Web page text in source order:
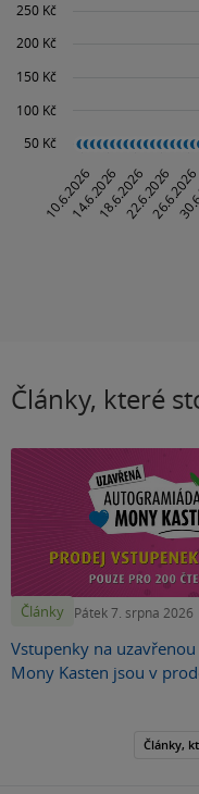
Články, které
Články Pátek 7. srpna 2026
Vstupenky na
Mony Kasten jsou v
Články,